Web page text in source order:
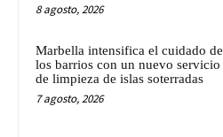
8 agosto, 2026
Marbella intensifica el cuidado de
los barrios con un nuevo servicio
de limpieza de islas soterradas
7 agosto, 2026